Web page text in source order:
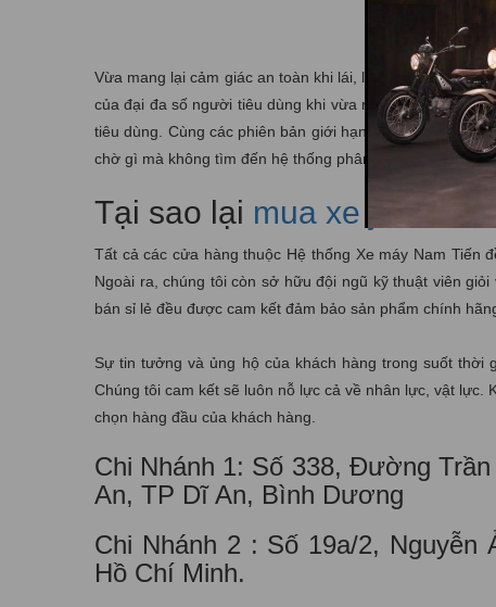
Vừa mang lại cảm giác an toàn khi lái, lại còn êm ái.
của đại đa số người tiêu dùng khi vừa mới ra mắt. Tính
tiêu dùng. Cùng các phiên bản giới hạn, đặc biệt,…
chờ gì mà không tìm đến hệ thống phân phối xe gắn
Tại sao lại mua xe janus
Tất cả các cửa hàng thuộc Hệ thống Xe máy Nam Tiến
Ngoài ra, chúng tôi còn sở hữu đội ngũ kỹ thuật viên
bán sỉ lẻ đều được cam kết đảm bảo sản phẩm chính
Sự tin tưởng và ủng hộ của khách hàng trong suốt thời
Chúng tôi cam kết sẽ luôn nỗ lực cả về nhân lực, vật
chọn hàng đầu của khách hàng.
Chi Nhánh 1: Số 338, Đường
An, TP Dĩ An, Bình Dương
Chi Nhánh 2 : Số 19a/2, Nguyễn
Hồ Chí Minh.